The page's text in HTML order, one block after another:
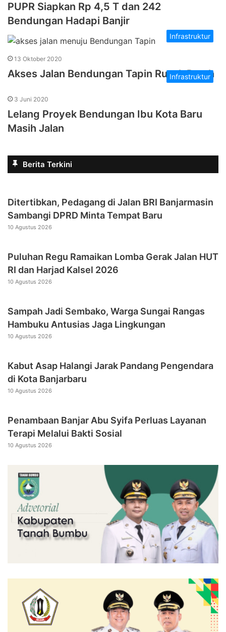
PUPR Siapkan Rp 4,5 T dan 242
Bendungan Hadapi Banjir
Infrastruktur
13 Oktober 2020
Akses Jalan Bendungan Tapin Rusak Parah
Infrastruktur
3 Juni 2020
Lelang Proyek Bendungan Ibu Kota Baru
Masih Jalan
Berita Terkini
Ditertibkan, Pedagang di Jalan BRI Banjarmasin
Sambangi DPRD Minta Tempat Baru
10 Agustus 2026
Puluhan Regu Ramaikan Lomba Gerak Jalan HUT
RI dan Harjad Kalsel 2026
10 Agustus 2026
Sampah Jadi Sembako, Warga Sungai Rangas
Hambuku Antusias Jaga Lingkungan
10 Agustus 2026
Kabut Asap Halangi Jarak Pandang Pengendara
di Kota Banjarbaru
10 Agustus 2026
Penambaan Banjar Abu Syifa Perluas Layanan
Terapi Melalui Bakti Sosial
10 Agustus 2026